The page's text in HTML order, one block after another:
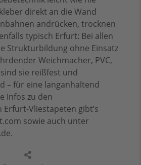
direkt an die Wand
andrücken, trocknen
typisch Erfurt: Bei allen
Strukturbildung ohne Einsatz
Weichmacher, PVC,
sie reißfest und
– für eine langanhaltend
Infos zu den
Vliestapeten gibt’s
sowie auch unter